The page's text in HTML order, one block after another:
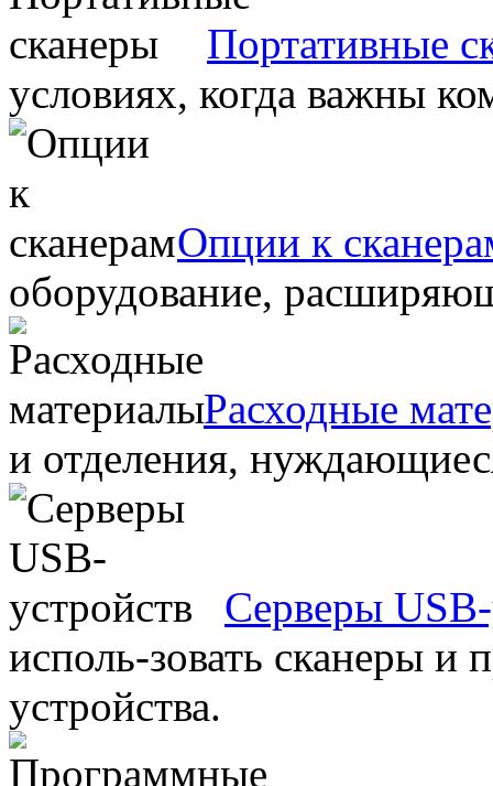
Портативные
условиях, когда важны
Опции к
оборудование,
Расходные
и отделения,
Серверы
исполь-зовать сканеры и
устройства.